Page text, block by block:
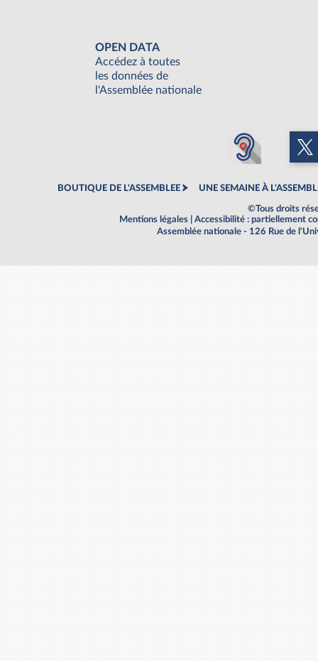
OPEN DATA
Accédez à toutes
les données de
l'Assemblée nationale
BOUTIQUE DE L'ASSEMBLEE UNE SEMAINE À
©Tous droits
Mentions légales
Accessibilité : partiellement
Assemblée nationale - 126 Rue de